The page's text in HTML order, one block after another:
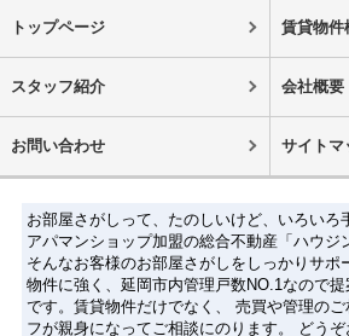
トップページ 賃貸物件
スタッフ紹介 会社概要
お問い合わせ サイトマ
お部屋さがしって、たのしいけど、いろいろ
アパマンショップ加盟の総合不動産「ハウジ
そんなお客様のお部屋さがしをしっかりサポ
物件に強く、延岡市内管理戸数NO.1なので
です。賃貸物件だけでなく、 売買や管理の
フが親身になってご相談にのります。 どう